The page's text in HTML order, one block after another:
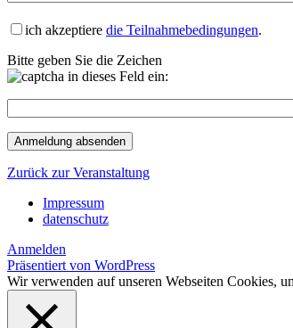
ich akzeptiere die Teilnahmebedingungen.
Bitte geben Sie die Zeichen
in dieses Feld ein:
Zurück zur Veranstaltung
Impressum
datenschutz
Anmelden
Präsentiert von WordPress
Wir verwenden auf unseren Webseiten Cookies,